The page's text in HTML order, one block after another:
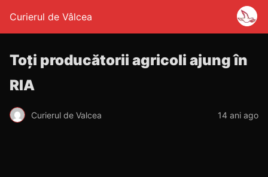
Curierul de Vâlcea
Toţi producătorii agricoli ajung în
RIA
Curierul de Valcea 14 ani ago